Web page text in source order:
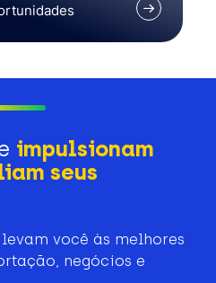
impulsionam
seus
você às melhores
negócios e